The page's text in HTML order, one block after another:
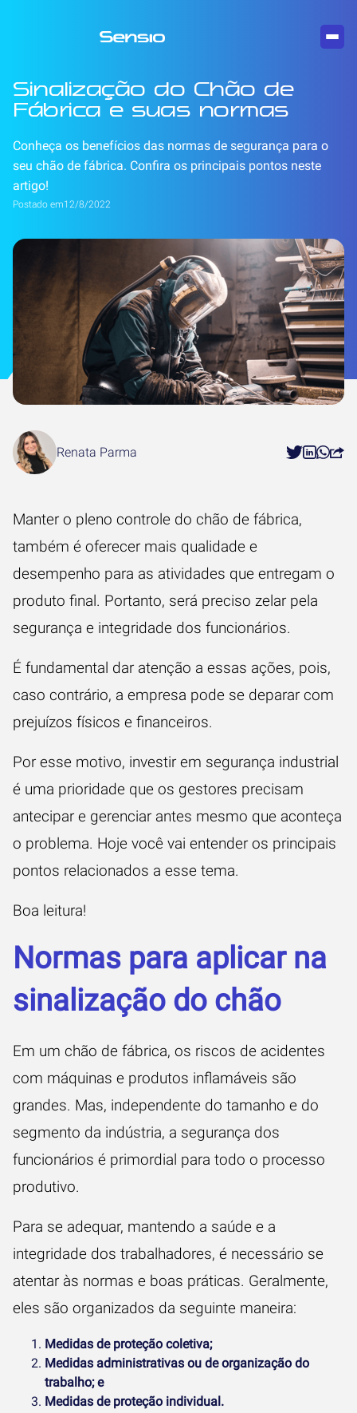
Sinalização do Chão de
Fábrica e suas normas
Conheça os benefícios das normas de segurança para o
seu chão de fábrica. Confira os principais pontos neste
artigo!
Postado em12/8/2022
Renata Parma
Manter o pleno controle do chão de fábrica,
também é oferecer mais qualidade e
desempenho para as atividades que entregam o
produto final. Portanto, será preciso zelar pela
segurança e integridade dos funcionários.
É fundamental dar atenção a essas ações, pois,
caso contrário, a empresa pode se deparar com
prejuízos físicos e financeiros.
Por esse motivo, investir em segurança industrial
é uma prioridade que os gestores precisam
antecipar e gerenciar antes mesmo que aconteça
o problema. Hoje você vai entender os principais
pontos relacionados a esse tema.
Boa leitura!
Normas para aplicar na
sinalização do chão
Em um chão de fábrica, os riscos de acidentes
com máquinas e produtos inflamáveis são
grandes. Mas, independente do tamanho e do
segmento da indústria, a segurança dos
funcionários é primordial para todo o processo
produtivo.
Para se adequar, mantendo a saúde e a
integridade dos trabalhadores, é necessário se
atentar às normas e boas práticas. Geralmente,
eles são organizados da seguinte maneira:
Medidas de proteção coletiva;
Medidas administrativas ou de organização do
trabalho; e
Medidas de proteção individual.